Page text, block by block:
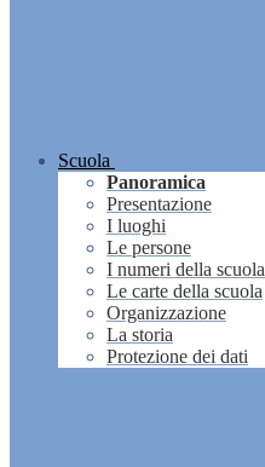
Scuola
Panoramica
Presentazione
I luoghi
Le persone
I numeri della scuola
Le carte della scuola
Organizzazione
La storia
Protezione dei dati